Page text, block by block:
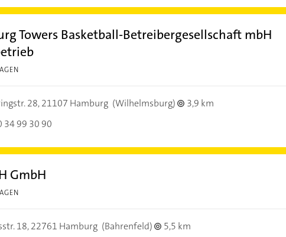
Towers Basketball-Betreibergesellschaft mbH
28,21107 Hamburg (Wilhelmsburg)
3,9 km
34 99 30 90
GmbH
18,22761 Hamburg (Bahrenfeld)
5,5 km